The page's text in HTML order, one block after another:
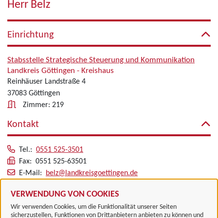
VERWENDUNG VON COOKIES
Wir verwenden Cookies, um die Funktionalität unserer Seiten
sicherzustellen, Funktionen von Drittanbietern anbieten zu können und
Herr Belz
Einrichtung
Stabsstelle Strategische Steuerung und Kommunikation
Landkreis Göttingen - Kreishaus
Reinhäuser Landstraße 4
37083 Göttingen
Zimmer: 219
Kontakt
Tel.: 0551 525-3501
Fax: 0551 525-63501
E-Mail:
belz@landkreisgoettingen.de
Alle zugeordneten Einrichtungen